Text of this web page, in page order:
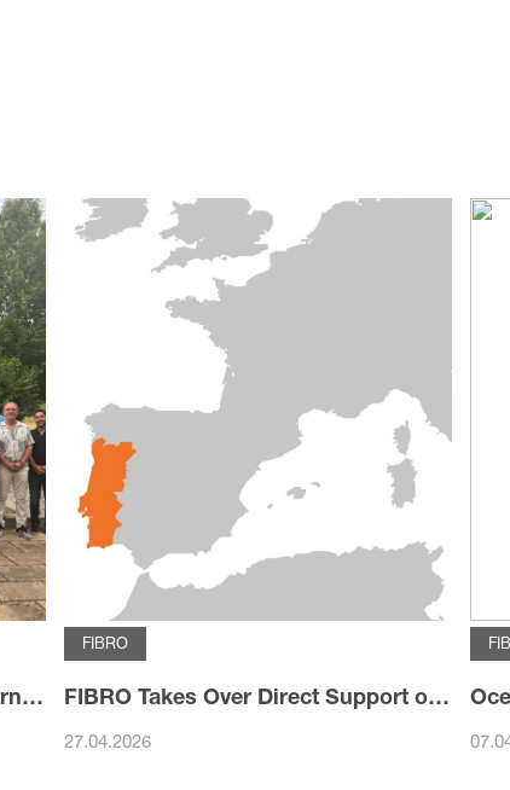
Oslava výročí 2026: Mnohaletá věrnost a závazek ke skupině LÄPPLE
FIBRO
FIBRO Takes Over Direct Support of the Portuguese Market
27.04.2026